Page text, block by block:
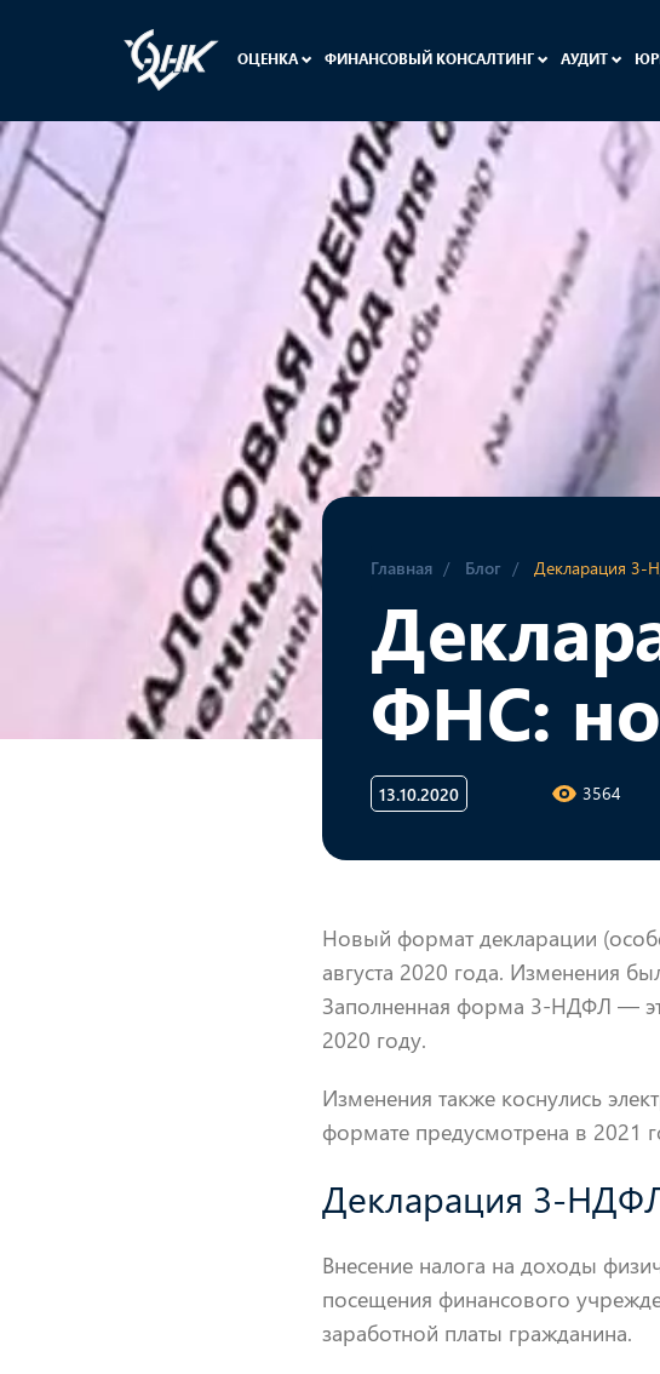
ОЦЕНКА ФИНАНСОВЫЙ КОНСАЛТИНГ АУДИТ
Главная Блог Декларация
ФНС:
13.10.2020 3564
Новый формат декларации
августа 2020 года. Изменения
Заполненная форма 3-НДФЛ —
2020 году.
Изменения также коснулись
формате предусмотрена в 2021
Декларация 3-
Внесение налога на доходы
посещения финансового
заработной платы гражданина.